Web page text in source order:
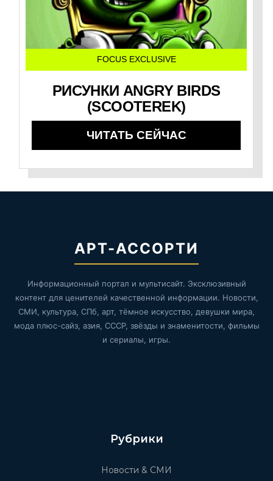
FOCUS EXCLUSIVE
РИСУНКИ ANGRY BIRDS
(SCOOTEREK)
ЧИТАТЬ СЕЙЧАС
АРТ-АССОРТИ
Информационный портал и мультисайт. Эксклюзивный
контент для ценителей качественной информации. Новости,
СМИ, культура, СПб, арт, тёмное искусство, девушки мира,
мода плюс-сайз, азия, СССР, звёзды и знаменитости, фильмы
и сериалы, игры.
Рубрики
Новости & СМИ